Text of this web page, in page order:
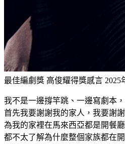
最佳編劇獎 高俊耀得獎感言 2025
我不是一邊撐竿跳、一邊寫劇本
首先我要謝謝我的家人，我要謝
為我的家裡在馬來西亞都是開餐
都不太了解為什麼整個家族都在